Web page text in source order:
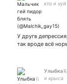
кто я
У другв
так вроде всё
я крыса